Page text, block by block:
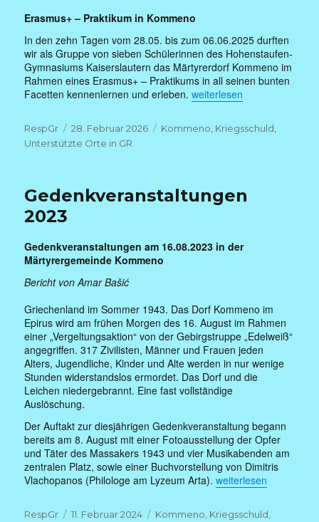
Erasmus+ – Praktikum in Kommeno
In den zehn Tagen vom 28.05. bis zum 06.06.2025 durften
wir als Gruppe von sieben Schülerinnen des Hohenstaufen-
Gymnasiums Kaiserslautern das Märtyrerdorf Kommeno im
Rahmen eines Erasmus+ – Praktikums in all seinen bunten
Facetten kennenlernen und erleben.„Im Juni 2025 in Kommeno“
weiterlesen
Autor
RespGr
Veröffentlicht
am
28. Februar 2026 Kategorien
Kommeno, Kriegsschuld,
Unterstützte Orte in GR
Gedenkveranstaltungen
2023
Gedenkveranstaltungen am 16.08.2023 in der
Märtyrergemeinde Kommeno
Bericht von Amar Bašić
Griechenland im Sommer 1943. Das Dorf Kommeno im
Epirus wird am frühen Morgen des 16. August im Rahmen
einer „Vergeltungsaktion“ von der Gebirgstruppe „Edelweiß“
angegriffen. 317 Zivilisten, Männer und Frauen jeden
Alters, Jugendliche, Kinder und Alte werden in nur wenige
Stunden widerstandslos ermordet. Das Dorf und die
Leichen niedergebrannt. Eine fast vollständige
Auslöschung.
Der Auftakt zur diesjährigen Gedenkveranstaltung begann
bereits am 8. August mit einer Fotoausstellung der Opfer
und Täter des Massakers 1943 und vier Musikabenden am
zentralen Platz, sowie einer Buchvorstellung von Dimitris
Vlachopanos (Philologe am Lyzeum Arta).weiterlesen
Autor
RespGr
Veröffentlicht
11. Februar 2024 Kategorien
Kommeno, Kriegsschuld,